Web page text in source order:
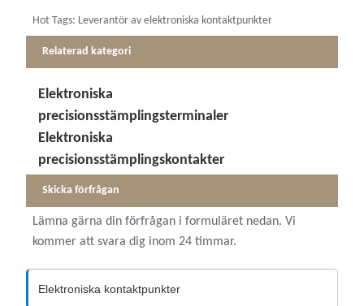
Hot Tags: Leverantör av elektroniska kontaktpunkter
Relaterad kategori
Elektroniska
precisionsstämplingsterminaler
Elektroniska
precisionsstämplingskontakter
Skicka förfrågan
Lämna gärna din förfrågan i formuläret nedan. Vi
kommer att svara dig inom 24 timmar.